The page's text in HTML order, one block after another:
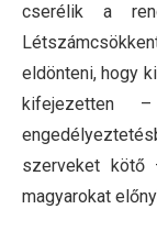
cserélik a
eldönteni, hogy
kifejezetten
szerveket kötő
magyarokat